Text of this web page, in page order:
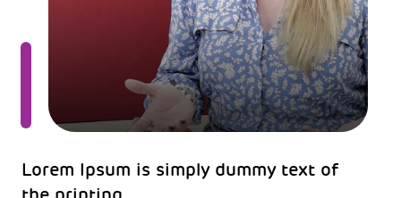
Lorem Ipsum is simply dummy text of